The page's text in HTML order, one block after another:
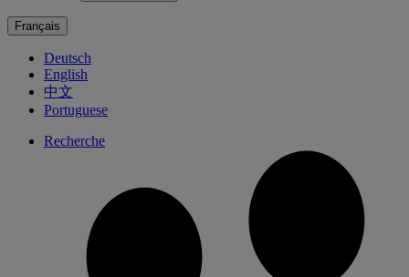
Français
Deutsch
English
中文
Portuguese
Recherche